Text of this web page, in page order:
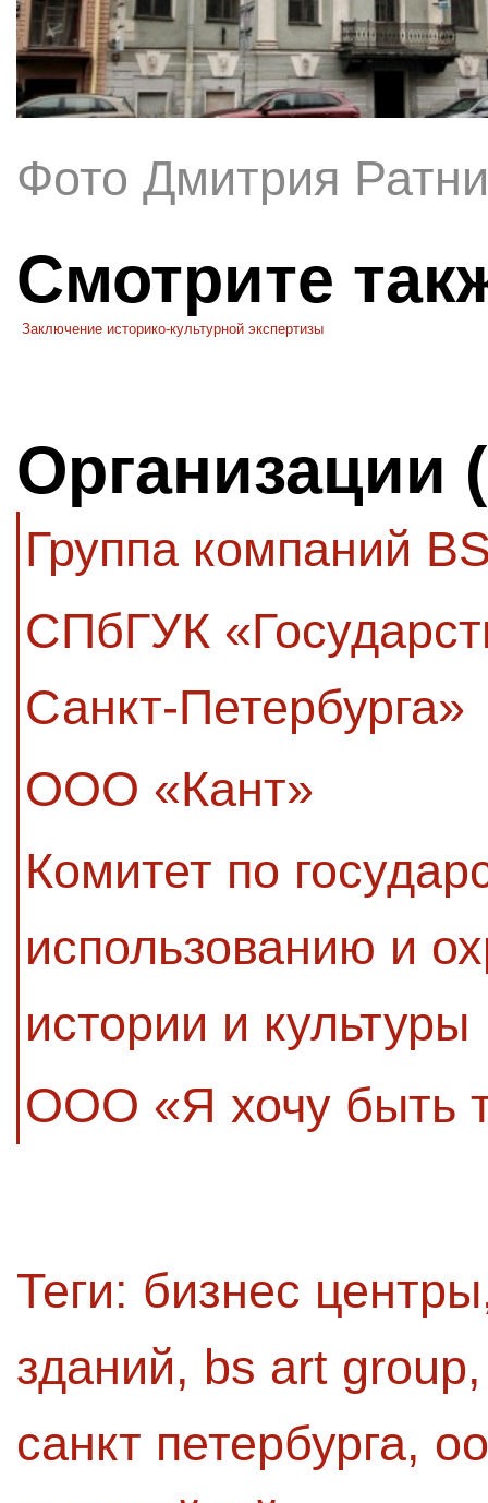
Фото Дмитрия
Смотрите
Заключение историко-культурной экспертизы
Организации
Группа компаний
СПбГУК
Санкт-Петербурга»
ООО «Кант»
Комитет по
использованию и
истории и культуры
ООО «Я хочу быть
Теги: бизнес центры
зданий, bs art group
санкт петербурга,